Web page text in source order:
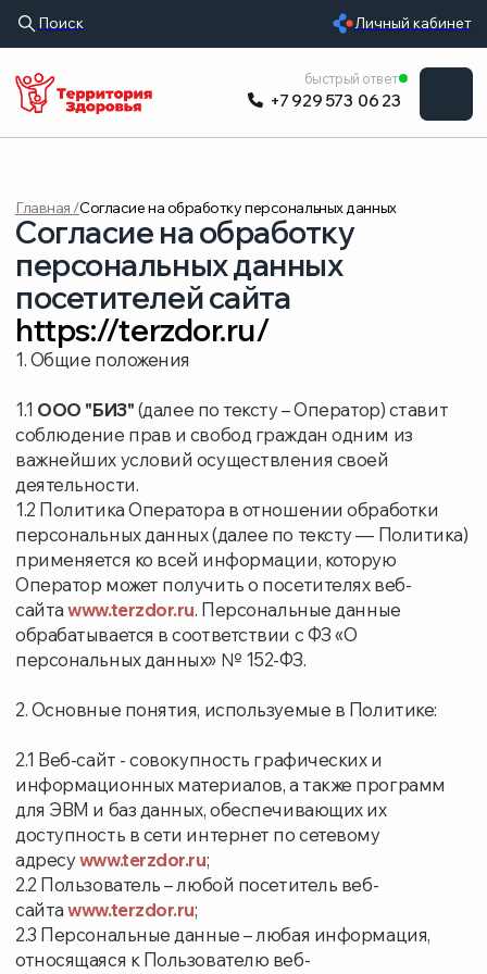
Поиск
УСЛУГИ
ВРАЧИ
РАСПИСАНИЕ
посетителей сайта
https://terzdor.ru/
1. Общие положения
1.1ООО "БИЗ" (далее по тексту – Оператор) ставит
соблюдение прав и свобод граждан одним из
важнейших условий осуществления своей
деятельности.
1.2 Политика Оператора в отношении обработки
применяется ко всей информации, которую
Оператор может получить о посетителях веб-
сайтаwww.terzdor.ru . Персональные данные
обрабатывается в соответствии с ФЗ «О
персональных данных» № 152-ФЗ.
2. Основные понятия, используемые в Политике:
2.1 Веб-сайт - совокупность графических и
информационных материалов, а также программ
для ЭВМ и баз данных, обеспечивающих их
доступность в сети интернет по сетевому
адресуwww.terzdor.ru;
2.2 Пользователь – любой посетитель веб-
сайта
2.3 Персональные данные – любая информация,
сайтаwww.terzdor.ru;
2.4 Обработка персональных данных - любое
совершаемые с использованием ЭВМ, равно как и
без их использования;
2.5 Обезличивание персональных данных –
действия, результатом которых является
невозможность без использования
дополнительной информации определить
принадлежность персональных данных
конкретному Пользователю или лицу;
2.6 Распространение персональных данных – любые
действия, результатом которых является раскрытие
персональных данных неопределенному кругу лиц;
2.7 Предоставление персональных данных – любые